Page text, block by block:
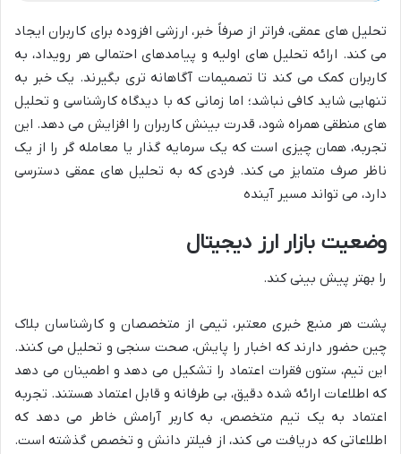
تحلیل های عمقی، فراتر از صرفاً خبر، ارزشی افزوده برای کاربران ایجاد
می کند. ارائه تحلیل های اولیه و پیامدهای احتمالی هر رویداد، به
کاربران کمک می کند تا تصمیمات آگاهانه تری بگیرند. یک خبر به
تنهایی شاید کافی نباشد؛ اما زمانی که با دیدگاه کارشناسی و تحلیل
های منطقی همراه شود، قدرت بینش کاربران را افزایش می دهد. این
تجربه، همان چیزی است که یک سرمایه گذار یا معامله گر را از یک
ناظر صرف متمایز می کند. فردی که به تحلیل های عمقی دسترسی
دارد، می تواند مسیر آینده
وضعیت بازار ارز دیجیتال
را بهتر پیش بینی کند.
پشت هر منبع خبری معتبر، تیمی از متخصصان و کارشناسان بلاک
چین حضور دارند که اخبار را پایش، صحت سنجی و تحلیل می کنند.
این تیم، ستون فقرات اعتماد را تشکیل می دهد و اطمینان می دهد
که اطلاعات ارائه شده دقیق، بی طرفانه و قابل اعتماد هستند. تجربه
اعتماد به یک تیم متخصص، به کاربر آرامش خاطر می دهد که
اطلاعاتی که دریافت می کند، از فیلتر دانش و تخصص گذشته است.